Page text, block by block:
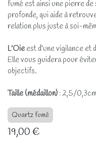
fumé est ainsi une pierre
profonde, qui aide à
relation plus juste à soi-
L'Oie est d'une vigilance et
Elle vous guidera pour
objectifs.
Taille (médaillon) : 2,5/
Quartz fumé
19,00€